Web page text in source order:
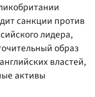
санкции против
лидера,
образ
властей,
активы